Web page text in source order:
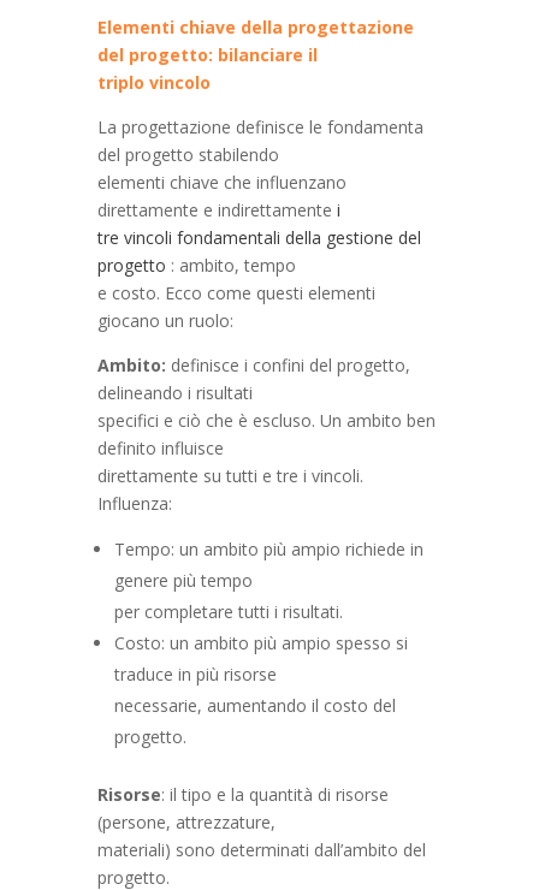
Elementi chiave della progettazione
del progetto: bilanciare il
triplo vincolo
La progettazione definisce le fondamenta
del progetto stabilendo
elementi chiave che influenzano
direttamente e indirettamente i
tre vincoli fondamentali della gestione del
progetto : ambito, tempo
e costo. Ecco come questi elementi
giocano un ruolo:
Ambito: definisce i confini del progetto,
delineando i risultati
specifici e ciò che è escluso. Un ambito ben
definito influisce
direttamente su tutti e tre i vincoli.
Influenza:
Tempo: un ambito più ampio richiede in
genere più tempo
per completare tutti i risultati.
Costo: un ambito più ampio spesso si
traduce in più risorse
necessarie, aumentando il costo del
progetto.
Risorse: il tipo e la quantità di risorse
(persone, attrezzature,
materiali) sono determinati dall’ambito del
progetto.